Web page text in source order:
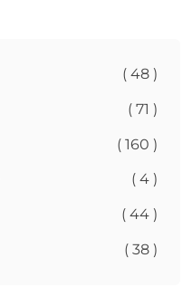
( 48 )
( 71 )
( 160 )
( 4 )
( 44 )
( 38 )